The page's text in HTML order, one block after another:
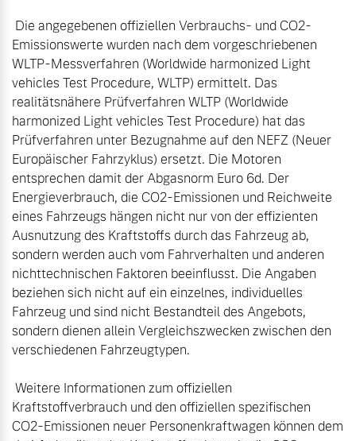
Emissionswerte wurden nach dem vorgeschriebenen
WLTP-Messverfahren (Worldwide harmonized Light
vehicles Test Procedure, WLTP) ermittelt. Das
realitätsnähere Prüfverfahren WLTP (Worldwide
harmonized Light vehicles Test Procedure) hat das
Prüfverfahren unter Bezugnahme auf den NEFZ (Neuer
Europäischer Fahrzyklus) ersetzt. Die Motoren
entsprechen damit der Abgasnorm Euro 6d. Der
Energieverbrauch, die CO2-Emissionen und Reichweite
eines Fahrzeugs hängen nicht nur von der effizienten
Ausnutzung des Kraftstoffs durch das Fahrzeug ab,
sondern werden auch vom Fahrverhalten und anderen
nichttechnischen Faktoren beeinflusst. Die Angaben
beziehen sich nicht auf ein einzelnes, individuelles
Fahrzeug und sind nicht Bestandteil des Angebots,
sondern dienen allein Vergleichszwecken zwischen den
verschiedenen Fahrzeugtypen.
Kraftstoffverbrauch und den offiziellen spezifischen
CO2-Emissionen neuer Personenkraftwagen können dem